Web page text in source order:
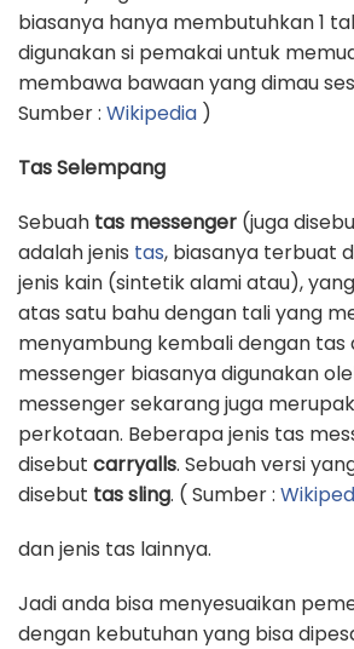
biasanya hanya membutuhkan 1
digunakan si pemakai untuk
membawa bawaan yang dimau
Sumber : Wikipedia )
Tas Selempang
Sebuah tas messenger (juga
adalah jenis tas, biasanya terbuat
jenis kain (sintetik alami atau),
atas satu bahu dengan tali yang
menyambung kembali dengan tas
messenger biasanya digunakan
messenger sekarang juga
perkotaan. Beberapa jenis tas
disebut carryalls. Sebuah versi
disebut tas sling. ( Sumber :
dan jenis tas lainnya.
Jadi anda bisa menyesuaikan
dengan kebutuhan yang bisa